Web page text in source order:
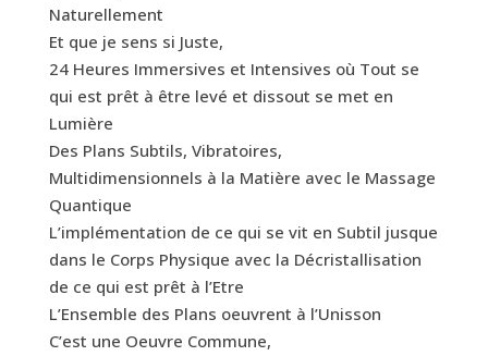
Naturellement
Et que je sens si Juste,
24 Heures Immersives et Intensives où Tout se
qui est prêt à être levé et dissout se met en
Lumière
Des Plans Subtils, Vibratoires,
Multidimensionnels à la Matière avec le Massage
Quantique
L’implémentation de ce qui se vit en Subtil jusque
dans le Corps Physique avec la Décristallisation
de ce qui est prêt à l’Etre
L’Ensemble des Plans oeuvrent à l’Unisson
C’est une Oeuvre Commune,